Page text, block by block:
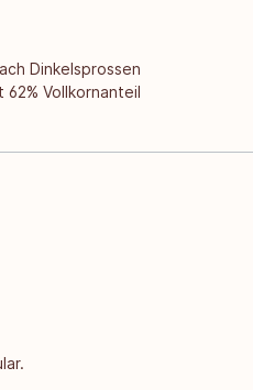
Dinkelsprossen
62% Vollkornanteil
.